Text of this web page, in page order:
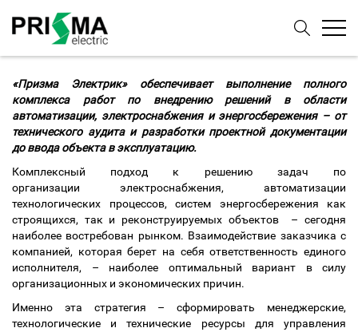
«Призма Электрик» обеспечивает выполнение полного
комплекса работ по внедрению решений в области
автоматизации, электроснабжения и энергосбережения – от
технического аудита и разработки проектной документации
до ввода объекта в эксплуатацию.
Комплексный подход к решению задач по
организации электроснабжения, автоматизации
технологических процессов, систем энергосбережения как
строящихся, так и реконструируемых объектов – сегодня
наиболее востребован рынком. Взаимодействие заказчика с
компанией, которая берет на себя ответственность единого
исполнителя, – наиболее оптимальный вариант в силу
организационных и экономических причин.
Именно эта стратегия – сформировать менеджерские,
технологические и технические ресурсы для управления